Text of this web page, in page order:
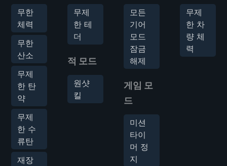
무한
체력
무한
산소
무제
한 탄
약
무제
한 수
류탄
재장
무제
한 테
더
적 모드
원샷
킬
모든
기어
모드
잠금
해제
게임 모
드
미션
타이
머 정
지
무제
한 차
량 체
력